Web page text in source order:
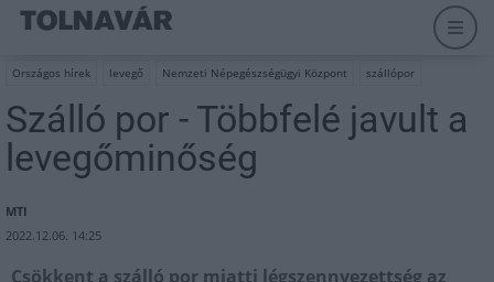
Országos hírek levegő Nemzeti Népegészségügyi Központ szállópor
Szálló por - Többfelé javult a
levegőminőség
MTI
2022.12.06. 14:25
Csökkent a szálló por miatti légszennyezettség az